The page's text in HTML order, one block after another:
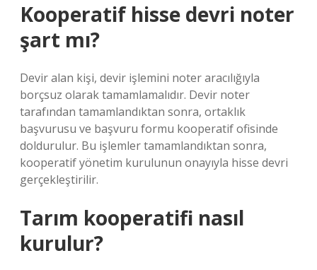
Kooperatif hisse devri noter
şart mı?
Devir alan kişi, devir işlemini noter aracılığıyla
borçsuz olarak tamamlamalıdır. Devir noter
tarafından tamamlandıktan sonra, ortaklık
başvurusu ve başvuru formu kooperatif ofisinde
doldurulur. Bu işlemler tamamlandıktan sonra,
kooperatif yönetim kurulunun onayıyla hisse devri
gerçekleştirilir.
Tarım kooperatifi nasıl
kurulur?